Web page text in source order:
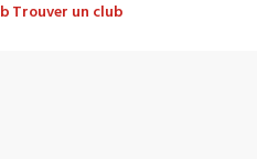
Trouver un club